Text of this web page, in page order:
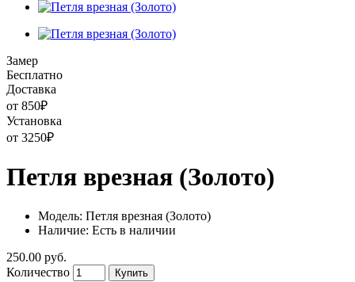
Замер
Бесплатно
Доставка
от 850₽
Установка
от 3250₽
Петля врезная (Золото)
Модель: Петля врезная (Золото)
Наличие: Есть в наличии
250.00 руб.
Количество
Купить